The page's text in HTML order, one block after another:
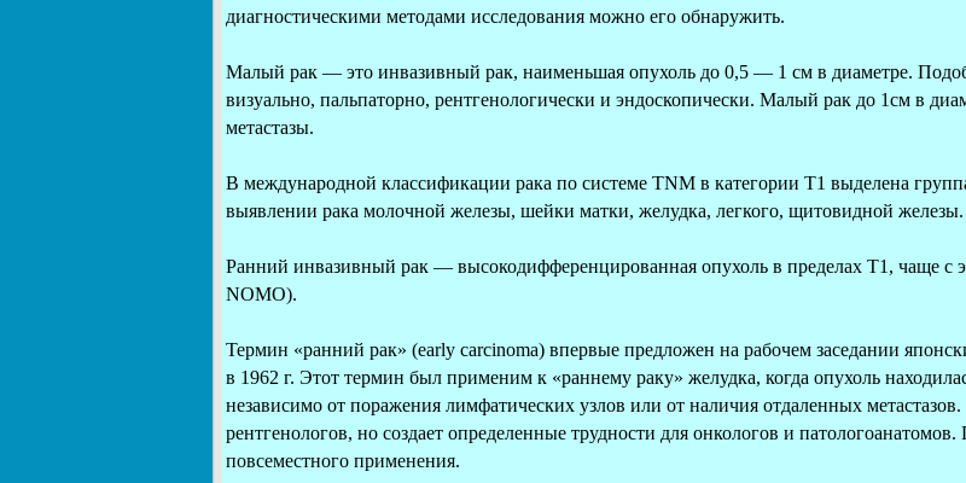
диагностическими методами исследования можно его обнаружить.
Малый рак — это инвазивный рак, наименьшая опухоль до 0,5 — 1 см в диаметре.
визуально, пальпаторно, рентгенологически и эндоскопически. Малый рак до 1см в
метастазы.
В международной классификации рака по системе TNM в категории Т1 выделена
выявлении рака молочной железы, шейки матки, желудка, легкого, щитовидной железы.
Ранний инвазивный рак — высокодифференцированная опухоль в пределах Т1, чаще с
NOMO).
Термин «ранний рак» (early carcinoma) впервые предложен на рабочем заседании
в 1962 г. Этот термин был применим к «раннему раку» желудка, когда опухоль
независимо от поражения лимфатических узлов или от наличия отдаленных
рентгенологов, но создает определенные трудности для онкологов и
повсеместного применения.